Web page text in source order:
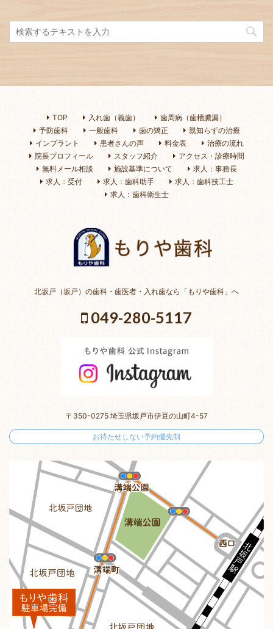
TOP 入れ歯（義歯）
歯周病（歯槽膿漏）
予防歯科
一般歯科 歯の矯正
親知らずの治療
インプラント
患者さんの声 料金表
治療の流れ
院長プロフィール
スタッフ紹介
アクセス・診療時間
無料メール相談
施設基準について
求人：事務長
求人：受付
求人：歯科助手
求人：歯科技工士
求人：歯科衛生士
北坂戸（坂戸）の歯科・歯医者・入れ歯なら「もりや歯科」へ
049-280-5117
〒350-0275 埼玉県坂戸市伊豆の山町4-57
お待たせしない予約優先制